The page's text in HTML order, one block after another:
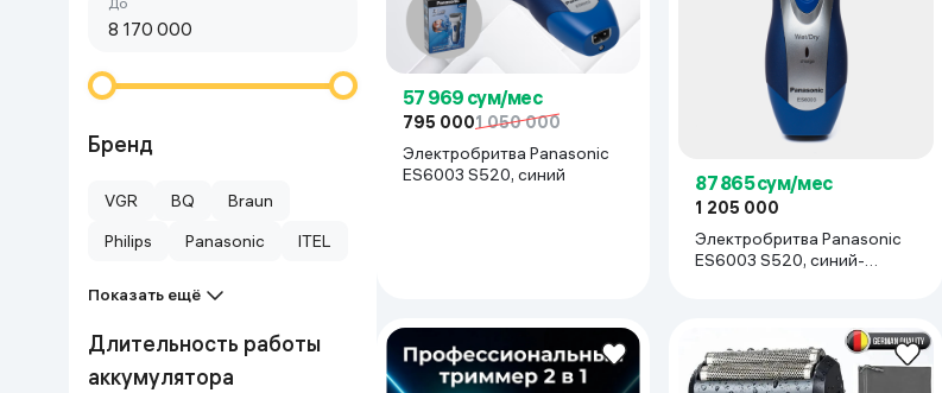
Спортивные товары
Строительство и ремонт
Очки виртуальной реальности
Умные очки
Бренд
VGR BQ
Braun
Philips
Panasonic ITEL
Показать ещё
Длительность работы
аккумулятора
57 969 сум/мес
795 0001 050 000
Электробритва Panasonic
ES6003 S520, синий
87 865 сум/мес
1 205 000
Электробритва Panasonic
ES6003 S520, синий-